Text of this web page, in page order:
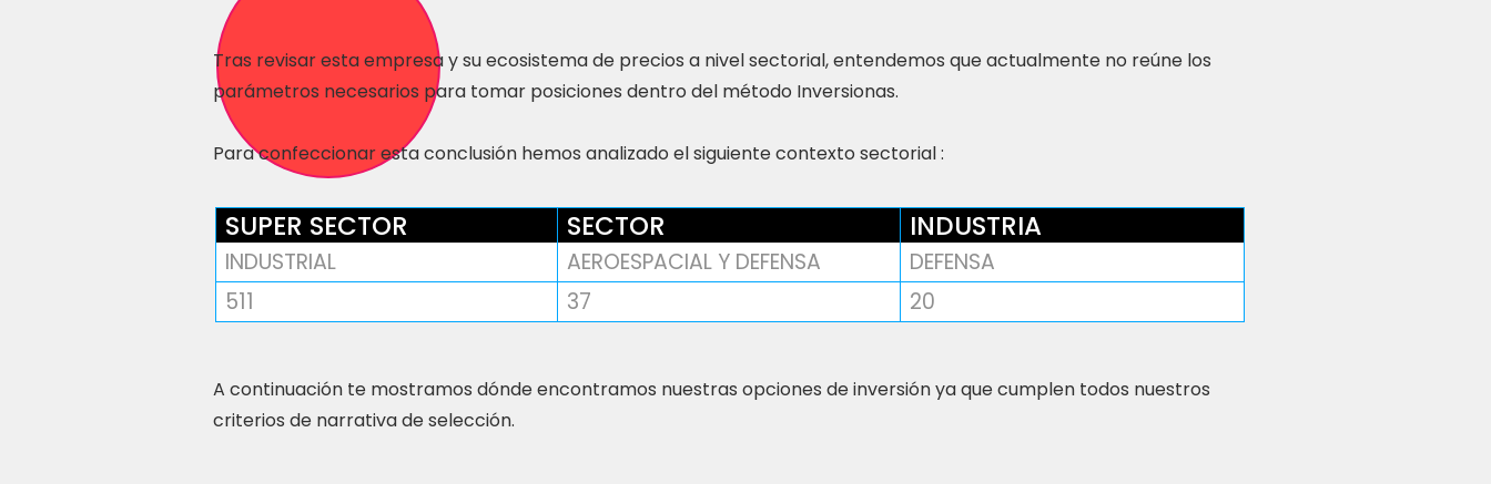
Tras revisar esta empresa y su ecosistema de precios a nivel sectorial, entendemos que actualmente no reúne los
parámetros necesarios para tomar posiciones dentro del método Inversionas.
Para confeccionar esta conclusión hemos analizado el siguiente contexto sectorial :
SUPER SECTOR SECTOR INDUSTRIA
INDUSTRIAL AEROESPACIAL Y DEFENSA
DEFENSA
511
37 20
A continuación te mostramos dónde encontramos nuestras opciones de inversión ya que cumplen todos nuestros
criterios de narrativa de selección.